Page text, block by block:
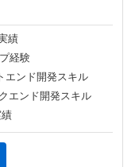
績
経験
ンド開発スキル
エンド開発スキル